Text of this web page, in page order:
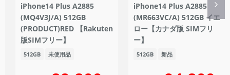
iPhone14 Plus A2885
(MQ4V3J/A) 512GB
(PRODUCT)RED 【Rakuten
版SIMフリー】
512GB 未使用品
iPhone14 Plus A2885
(MR663VC/A) 512GB イエ
ロー【カナダ版 SIMフリ
ー】
512GB 新品